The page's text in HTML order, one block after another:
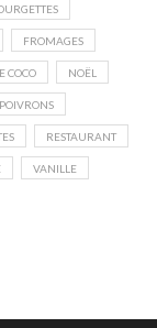
FROMAGES
COCO NOËL
POIVRONS
RESTAURANT
VANILLE